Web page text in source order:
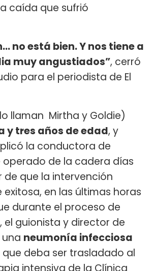
caída que sufrió
no está bien. Y nos tiene a
muy angustiados”, cerró
para el periodista de El
llaman Mirtha y Goldie)
y tres años de edad, y
la conductora de
operado de la cadera días
de que la intervención
en las últimas horas
durante el proceso de
el guionista y director de
neumonía infecciosa
deba ser trasladado al
intensiva de la Clínica